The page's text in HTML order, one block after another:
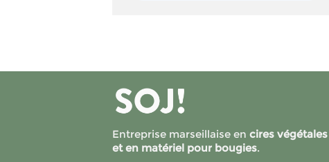
Entreprise marseillaise en cires végétales
et en matériel pour bougies.